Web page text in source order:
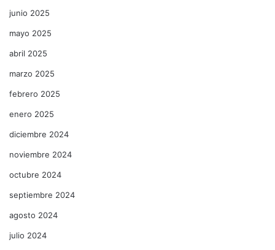
junio 2025
mayo 2025
abril 2025
marzo 2025
febrero 2025
enero 2025
diciembre 2024
noviembre 2024
octubre 2024
septiembre 2024
agosto 2024
julio 2024